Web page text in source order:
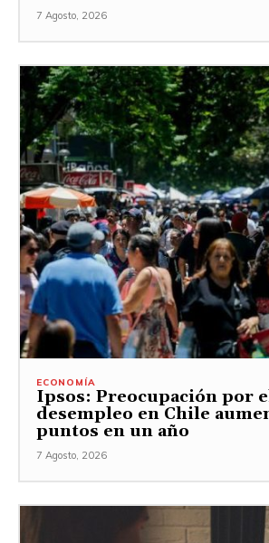
7 Agosto, 2026
ECONOMÍA
Ipsos: Preocupación por
desempleo en Chile
puntos en un año
7 Agosto, 2026